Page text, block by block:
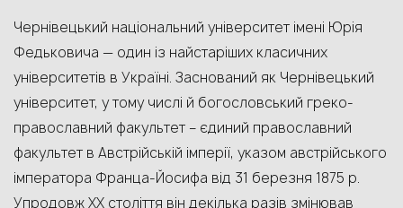
Чернівецький національний університет імені Юрія
Федьковича — один із найстаріших класичних
університетів в Україні. Заснований як Чернівецький
університет, у тому числі й богословський греко-
православний факультет – єдиний православний
факультет в Австрійській імперії, указом австрійського
імператора Франца-Йосифа від 31 березня 1875 р.
Упродовж ХХ століття він декілька разів змінював